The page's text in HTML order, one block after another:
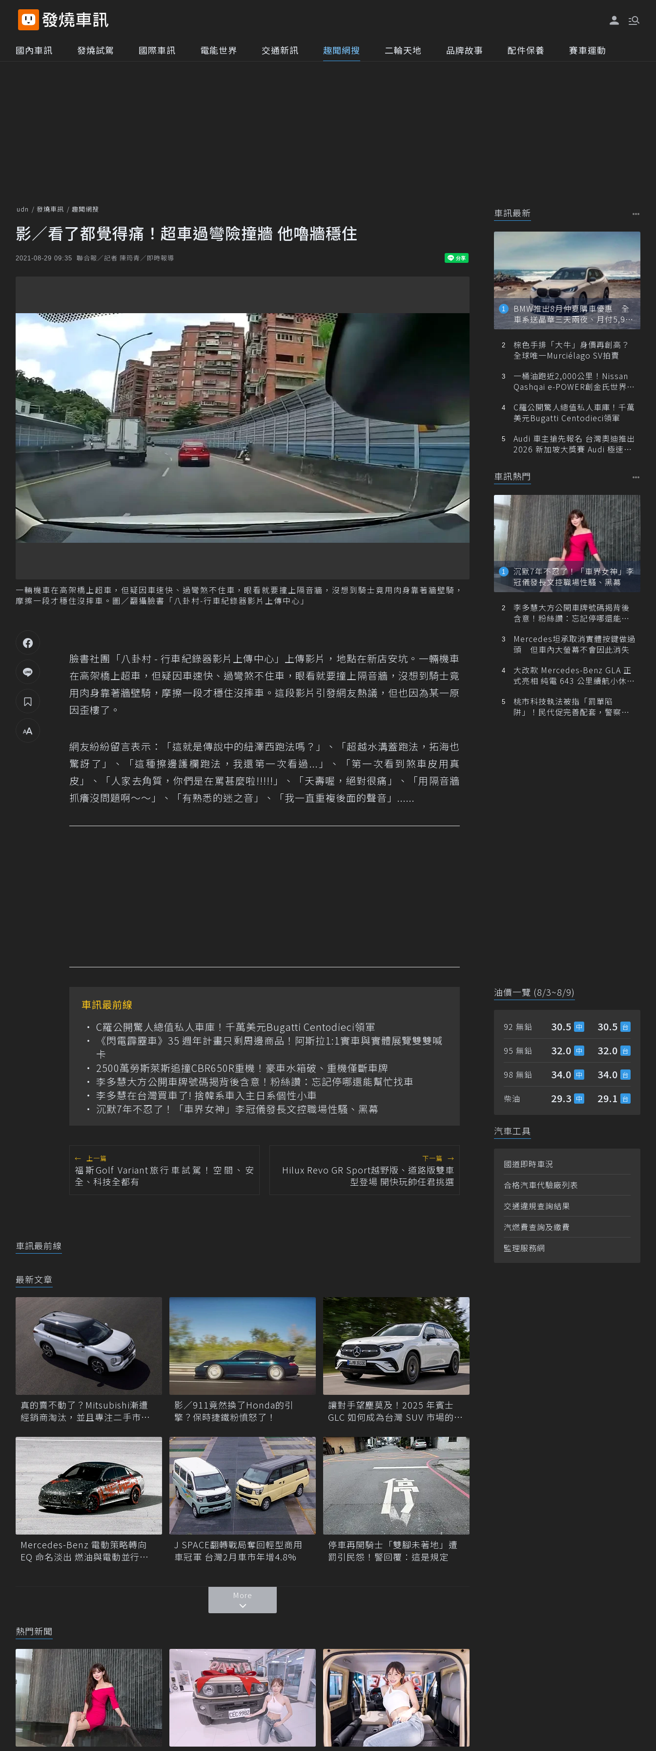
國內車訊 發燒試駕 國際車訊 電能世界 交通新訊 趣聞網搜 二輪天地 品牌故事 配件保養 賽車運動
udn 發燒車訊 趣聞網搜
影／看了都覺得痛！超車過彎險撞牆 他嚕牆穩住
2021-08-29 09:35 聯合報／記者 陳筠青／即時報導
一輛機車在高架橋上超車，但疑因車速快、過彎煞不住車，眼看就要撞上隔音牆，沒想到騎士竟用肉身靠著牆壁騎，
摩擦一段才穩住沒摔車。圖／翻攝臉書「八卦村-行車紀錄器影片上傳中心」
臉書社團「八卦村 - 行車紀錄器影片上傳中心」上傳影片，地點在新店安坑。一輛機車
在高架橋上超車，但疑因車速快、過彎煞不住車，眼看就要撞上隔音牆，沒想到騎士竟
用肉身靠著牆壁騎，摩擦一段才穩住沒摔車。這段影片引發網友熱議，但也因為某一原
因歪樓了。
網友紛紛留言表示：「這就是傳說中的紐澤西跑法嗎？」、「超越水溝蓋跑法，拓海也
驚訝了」、「這種擦邊護欄跑法，我還第一次看過...」、「第一次看到煞車皮用真
皮」、「人家去角質，你們是在罵甚麼啦!!!!!」、「夭壽喔，絕對很痛」、「用隔音牆
抓癢沒問題啊～～」、「有熟悉的迷之音」、「我一直重複後面的聲音」......
車訊最前線
C羅公開驚人總值私人車庫！千萬美元Bugatti Centodieci領軍
《閃電霹靂車》35 週年計畫只剩周邊商品！阿斯拉1:1實車與實體展覽雙雙喊
卡
2500萬勞斯萊斯追撞CBR650R重機！豪車水箱破、重機僅斷車牌
李多慧大方公開車牌號碼揭背後含意！粉絲讚：忘記停哪還能幫忙找車
李多慧在台灣買車了! 捨韓系車入主日系個性小車
沉默7年不忍了！「車界女神」李冠儀發長文控職場性騷、黑幕
← 上一篇
福斯Golf Variant旅行車試駕！空間、安
全、科技全都有
下一篇 →
Hilux Revo GR Sport越野版、道路版雙車
型登場 開快玩帥任君挑選
車訊最前線
最新文章
真的賣不動了？Mitsubishi漸遭
經銷商淘汰，並且專注二手市場
影／911竟然換了Honda的引
擎？保時捷鐵粉憤怒了！
讓對手望塵莫及！2025 年賓士
GLC 如何成為台灣 SUV 市場的最
Mercedes-Benz 電動策略轉向
EQ 命名淡出 燃油與電動並行發
J SPACE翻轉戰局奪回輕型商用
車冠軍 台灣2月車市年增4.8%
停車再開騎士「雙腳未著地」遭
罰引民怨！警回覆：這是規定
More
熱門新聞
車訊最新
BMW推出8月仲夏購車優惠 全
車系送晶華三天兩夜、月付5,900
元起
棕色手排「大牛」身價再創高？
全球唯一Murciélago SV拍賣
一桶油跑近2,000公里！Nissan
Qashqai e-POWER創金氏世界紀
C羅公開驚人總值私人車庫！千萬
美元Bugatti Centodieci領軍
Audi 車主搶先報名 台灣奧迪推出
2026 新加坡大獎賽 Audi 極速之
車訊熱門
沉默7年不忍了！「車界女神」李
冠儀發長文控職場性騷、黑幕
李多慧大方公開車牌號碼揭背後
含意！粉絲讚：忘記停哪還能幫
Mercedes坦承取消實體按鍵做過
頭 但車內大螢幕不會因此消失
大改款 Mercedes-Benz GLA 正
式亮相 純電 643 公里續航小休
桃市科技執法被指「罰單陷
阱」！民代促完善配套，警察局
油價一覽 (8/3~8/9)
92 無鉛 30.5 30.5
95 無鉛 32.0 32.0
98 無鉛 34.0 34.0
柴油 29.3 29.1
汽車工具
國道即時車況
合格汽車代驗廠列表
交通違規查詢結果
汽燃費查詢及繳費
監理服務網